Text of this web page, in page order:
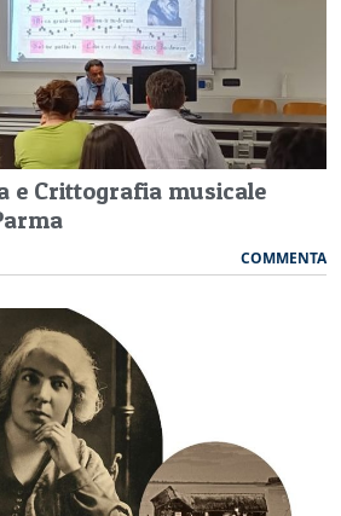
e Crittografia musicale
COMMENTA